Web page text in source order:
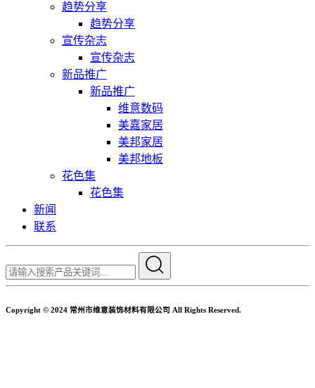
趋势分享
趋势分享
宣传杂志
宣传杂志
新品推广
新品推广
维意数码
美嘉家居
美邦家居
美邦地板
花色集
花色集
新闻
联系
Copyright © 2024 常州市维意装饰材料有限公司 All Rights Reserved.